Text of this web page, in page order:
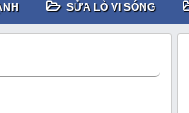
SỬA LÒ VI SÓNG